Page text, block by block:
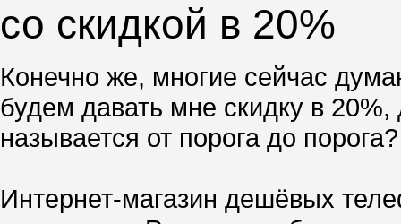
со скидкой в 20%
Конечно же, многие сейчас
будем давать мне скидку в
называется от порога до
Интернет-магазин дешёвых